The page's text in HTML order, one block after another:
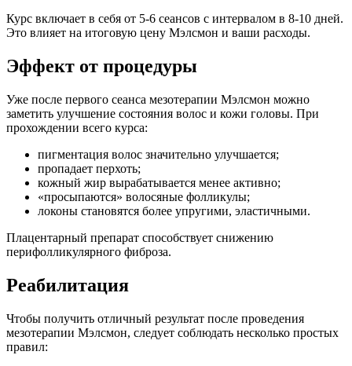
Курс включает в себя от 5-6 сеансов с интервалом в 8-10 дней.
Это влияет на итоговую цену Мэлсмон и ваши расходы.
Эффект от процедуры
Уже после первого сеанса мезотерапии Мэлсмон можно
заметить улучшение состояния волос и кожи головы. При
прохождении всего курса:
пигментация волос значительно улучшается;
пропадает перхоть;
кожный жир вырабатывается менее активно;
«просыпаются» волосяные фолликулы;
локоны становятся более упругими, эластичными.
Плацентарный препарат способствует снижению
перифолликулярного фиброза.
Реабилитация
Чтобы получить отличный результат после проведения
мезотерапии Мэлсмон, следует соблюдать несколько простых
правил: